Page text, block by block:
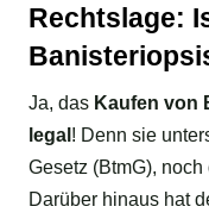
Rechtslage:
Ja, das Kaufen von
legal ! Denn sie
Gesetz (BtmG),
Darüber hinaus hat